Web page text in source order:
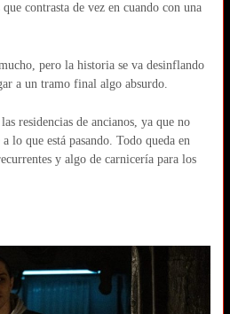
contrasta de vez en cuando con una
pero la historia se va desinflando
a un tramo final algo absurdo.
residencias de ancianos, ya que no
lo que está pasando. Todo queda en
y algo de carnicería para los